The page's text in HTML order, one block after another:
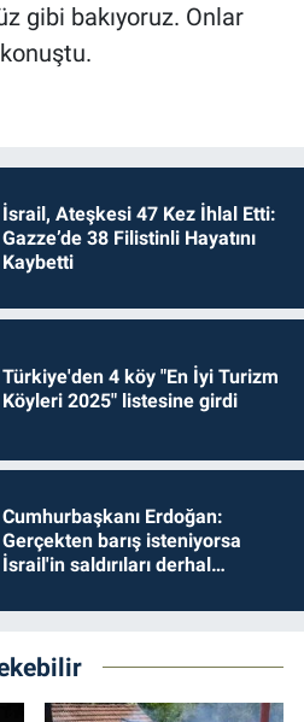
gibi bakıyoruz. Onlar
İsrail, Ateşkesi 47 Kez İhlal Etti:
Gazze’de 38 Filistinli Hayatını
Kaybetti
Türkiye'den 4 köy "En İyi Turizm
Köyleri 2025" listesine girdi
Cumhurbaşkanı Erdoğan:
Gerçekten barış isteniyorsa
İsrail'in saldırıları derhal